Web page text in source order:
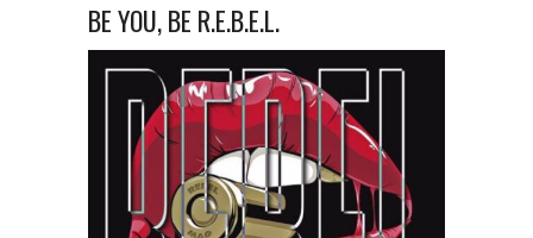
BE YOU, BE R.E.B.E.L.